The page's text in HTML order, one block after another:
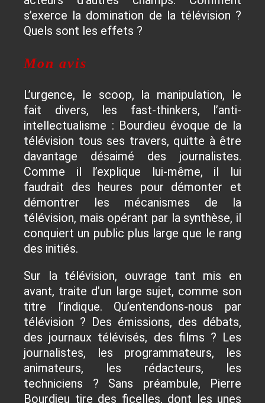
s’exerce la domination de la télévision ?
Quels sont les effets ?
Mon avis
L’urgence, le scoop, la manipulation, le
fait divers, les fast-thinkers, l’anti-
intellectualisme : Bourdieu évoque de la
télévision tous ses travers, quitte à être
davantage désaimé des journalistes.
Comme il l’explique lui-même, il lui
faudrait des heures pour démonter et
démontrer les mécanismes de la
télévision, mais opérant par la synthèse, il
conquiert un public plus large que le rang
des initiés.
Sur la télévision, ouvrage tant mis en
avant, traite d’un large sujet, comme son
titre l’indique. Qu’entendons-nous par
télévision ? Des émissions, des débats,
des journaux télévisés, des films ? Les
journalistes, les programmateurs, les
animateurs, les rédacteurs, les
techniciens ? Sans préambule, Pierre
Bourdieu tire des ficelles, dont les unes